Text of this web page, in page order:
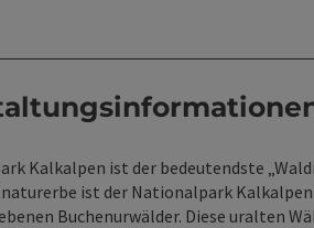
Kalkalpen ist der bedeutendste
ist der Nationalpark
Buchenurwälder. Diese uralten